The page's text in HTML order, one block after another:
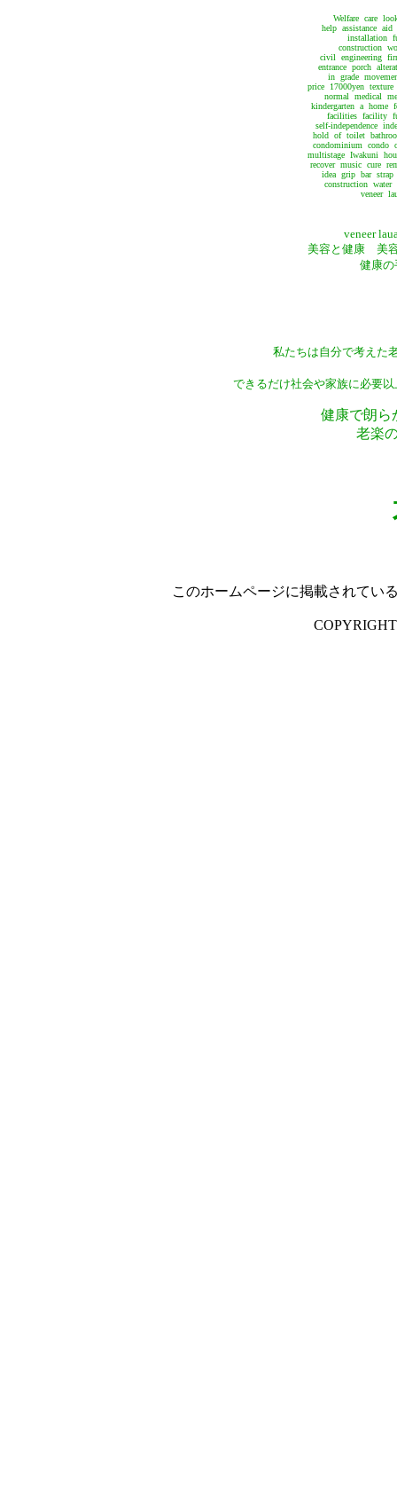
Welfare care
help assistance
installation
construction
civil engineering
entrance porch
in grade
price 17000yen
normal medical
kindergarten a home
facilities facility
self-independence
hold of toilet
condominium
multistage Iwakuni
recover music cure
idea grip bar strap
construction
veneer
veneer
美容と健康
健康
私たちは自分で考えた
できるだけ社会や家族に必要
健康で朗ら
老楽
このホームページに掲載されてい